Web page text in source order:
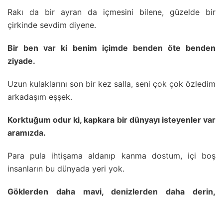
Rakı da bir ayran da içmesini bilene, güzelde bir
çirkinde sevdim diyene.
Bir ben var ki benim içimde benden öte benden
ziyade.
Uzun kulaklarını son bir kez salla, seni çok çok özledim
arkadaşım eşşek.
Korktuğum odur ki, kapkara bir dünyayı isteyenler var
aramızda.
Para pula ihtişama aldanıp kanma dostum, içi boş
insanların bu dünyada yeri yok.
Göklerden daha mavi, denizlerden daha derin,